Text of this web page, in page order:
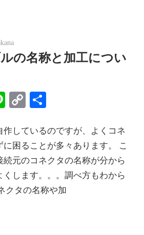
の名称と加工につい
LineCopy
作しているのですが、よくコネ
に困ることが多々あります。 こ
元のコネクタの名称が分から
します。。。調べ方もわから
クタの名称や加